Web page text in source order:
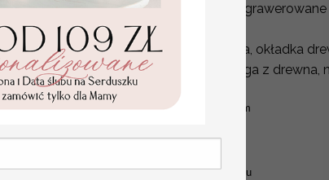
Drewniana okładka z drewna
do wesela.
księga wpisów gości z drewna, okładka
wpisów gości, rustykalna księga z drewna,
wpisów gości
Okładka:sklejka + naturalna kora 4 mm
Kolor wydruku/haftu:zależnie od wzoru